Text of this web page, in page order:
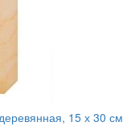
15 х 30 см